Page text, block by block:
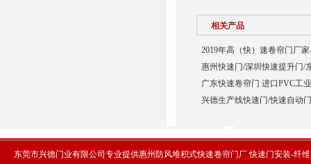
相关产品
2019年高（快）速卷帘门厂
惠州快速门/深圳快速提升门/
广东快速卷帘门 进口PVC工
兴德生产线快速门/快速自动
东莞市兴德门业有限公司专业提供惠州防风堆积式快速卷帘门厂 快速门安装-纤